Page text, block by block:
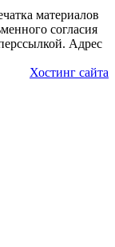
материалов
согласия
Адрес
Хостинг сайта